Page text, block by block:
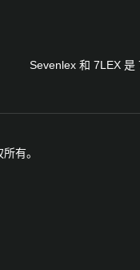
Sevenlex 和 7LEX 是
有。